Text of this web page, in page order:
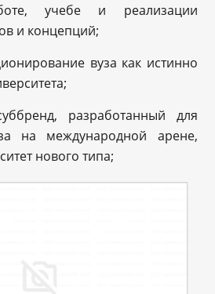
учебе и реализации
и концепций;
вуза как истинно
разработанный для
на международной арене,
нового типа;